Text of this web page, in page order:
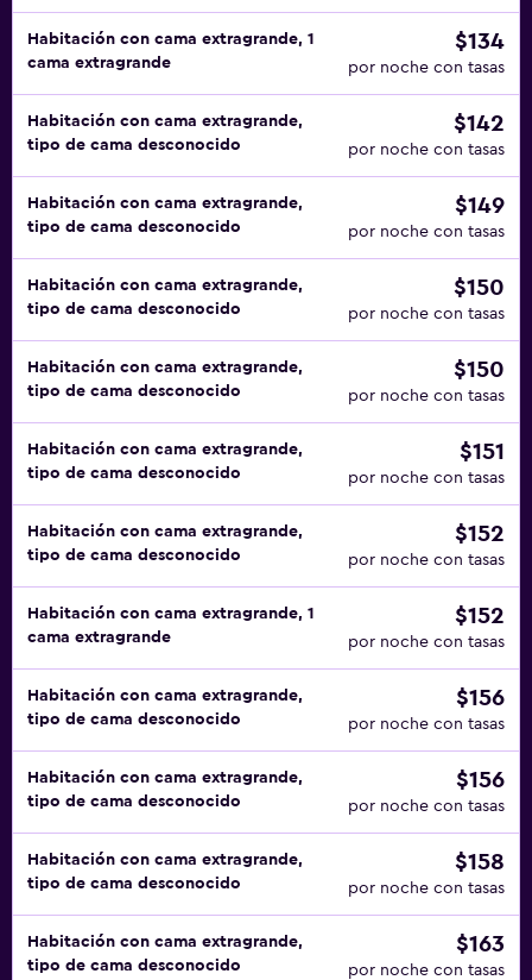
Habitación con cama extragrande, 1
cama extragrande
$134
por noche con tasas
Habitación con cama extragrande,
tipo de cama desconocido
$142
por noche con tasas
Habitación con cama extragrande,
tipo de cama desconocido
$149
por noche con tasas
Habitación con cama extragrande,
tipo de cama desconocido
$150
por noche con tasas
Habitación con cama extragrande,
tipo de cama desconocido
$150
por noche con tasas
Habitación con cama extragrande,
tipo de cama desconocido
$151
por noche con tasas
Habitación con cama extragrande,
tipo de cama desconocido
$152
por noche con tasas
Habitación con cama extragrande, 1
cama extragrande
$152
por noche con tasas
Habitación con cama extragrande,
tipo de cama desconocido
$156
por noche con tasas
Habitación con cama extragrande,
tipo de cama desconocido
$156
por noche con tasas
Habitación con cama extragrande,
tipo de cama desconocido
$158
por noche con tasas
Habitación con cama extragrande,
tipo de cama desconocido
$163
por noche con tasas